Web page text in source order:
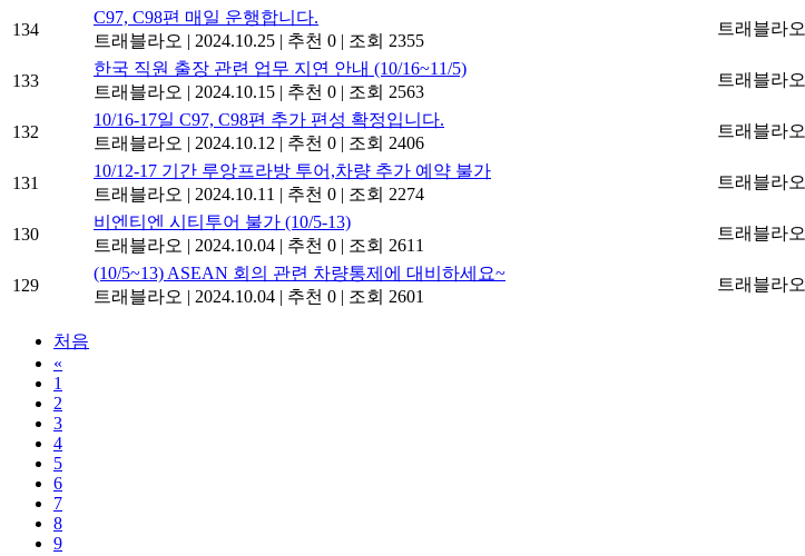
134
C97, C98편 매일 운행합니다.
트래블라오 | 2024.10.25 | 추천 0 | 조회 2355
트래블라오
133
한국 직원 출장 관련 업무 지연 안내 (10/16~11/5)
트래블라오 | 2024.10.15 | 추천 0 | 조회 2563
트래블라오
132
10/16-17일 C97, C98편 추가 편성 확정입니다.
트래블라오 | 2024.10.12 | 추천 0 | 조회 2406
트래블라오
131
10/12-17 기간 루앙프라방 투어,차량 추가 예약 불가
트래블라오 | 2024.10.11 | 추천 0 | 조회 2274
트래블라오
130
비엔티엔 시티투어 불가 (10/5-13)
트래블라오 | 2024.10.04 | 추천 0 | 조회 2611
트래블라오
129
(10/5~13) ASEAN 회의 관련 차량통제에 대비하세요~
트래블라오 | 2024.10.04 | 추천 0 | 조회 2601
트래블라오
처음
«
1
2
3
4
5
6
7
8
9